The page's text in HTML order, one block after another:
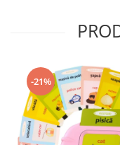
-21%